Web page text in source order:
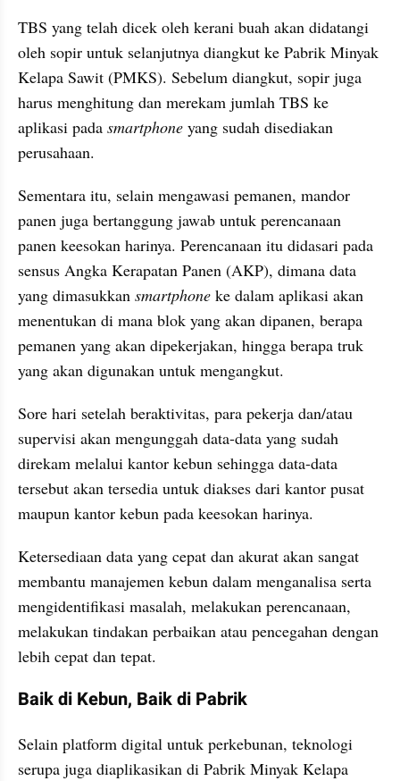
TBS yang telah dicek oleh kerani buah akan didatangi
oleh sopir untuk selanjutnya diangkut ke Pabrik Minyak
Kelapa Sawit (PMKS). Sebelum diangkut, sopir juga
harus menghitung dan merekam jumlah TBS ke
aplikasi pada smartphone yang sudah disediakan
perusahaan.
Sementara itu, selain mengawasi pemanen, mandor
panen juga bertanggung jawab untuk perencanaan
panen keesokan harinya. Perencanaan itu didasari pada
sensus Angka Kerapatan Panen (AKP), dimana data
yang dimasukkan smartphone ke dalam aplikasi akan
menentukan di mana blok yang akan dipanen, berapa
pemanen yang akan dipekerjakan, hingga berapa truk
yang akan digunakan untuk mengangkut.
Sore hari setelah beraktivitas, para pekerja dan/atau
supervisi akan mengunggah data-data yang sudah
direkam melalui kantor kebun sehingga data-data
tersebut akan tersedia untuk diakses dari kantor pusat
maupun kantor kebun pada keesokan harinya.
Ketersediaan data yang cepat dan akurat akan sangat
membantu manajemen kebun dalam menganalisa serta
mengidentifikasi masalah, melakukan perencanaan,
melakukan tindakan perbaikan atau pencegahan dengan
lebih cepat dan tepat.
Baik di Kebun, Baik di Pabrik
Selain platform digital untuk perkebunan, teknologi
serupa juga diaplikasikan di Pabrik Minyak Kelapa